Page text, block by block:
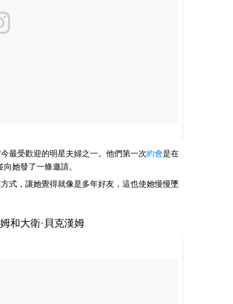
最受歡迎的明星夫婦之一。他們第一次約會是在
她發了一條邀請。
式，讓她覺得就像是多年好友，這也使她慢慢墜
和大衛·貝克漢姆